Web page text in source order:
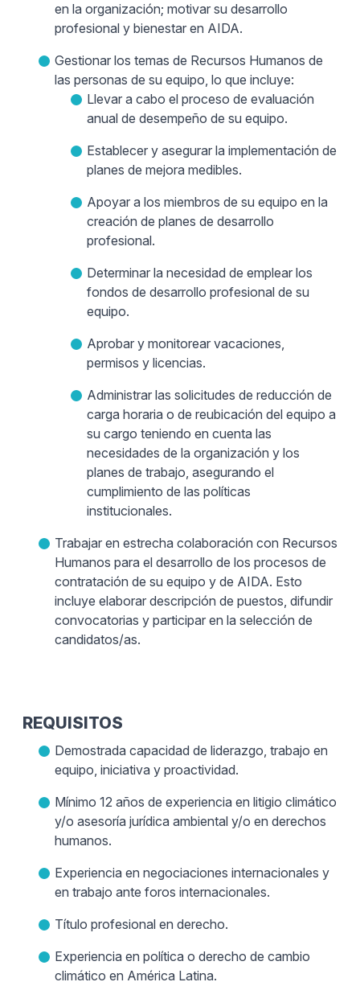
en la organización; motivar su desarrollo
profesional y bienestar en AIDA.
Gestionar los temas de Recursos Humanos de
las personas de su equipo, lo que incluye:
Llevar a cabo el proceso de evaluación
anual de desempeño de su equipo.
Establecer y asegurar la implementación de
planes de mejora medibles.
Apoyar a los miembros de su equipo en la
creación de planes de desarrollo
profesional.
Determinar la necesidad de emplear los
fondos de desarrollo profesional de su
equipo.
Aprobar y monitorear vacaciones,
permisos y licencias.
Administrar las solicitudes de reducción de
carga horaria o de reubicación del equipo a
su cargo teniendo en cuenta las
necesidades de la organización y los
planes de trabajo, asegurando el
cumplimiento de las políticas
institucionales.
Trabajar en estrecha colaboración con Recursos
Humanos para el desarrollo de los procesos de
contratación de su equipo y de AIDA. Esto
incluye elaborar descripción de puestos, difundir
convocatorias y participar en la selección de
candidatos/as.
REQUISITOS
Demostrada capacidad de liderazgo, trabajo en
equipo, iniciativa y proactividad.
Mínimo 12 años de experiencia en litigio climático
y/o asesoría jurídica ambiental y/o en derechos
humanos.
Experiencia en negociaciones internacionales y
en trabajo ante foros internacionales.
Título profesional en derecho.
Experiencia en política o derecho de cambio
climático en América Latina.